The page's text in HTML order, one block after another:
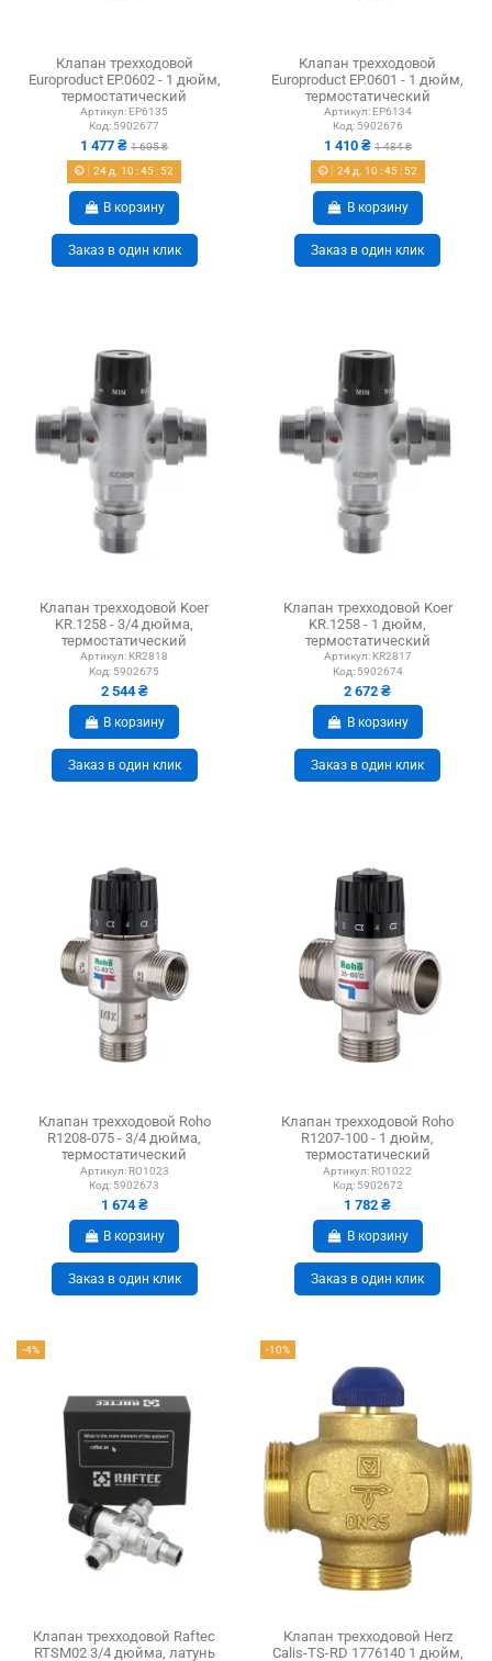
Клапан трехходовой
Europroduct EP.0602 - 1 дюйм,
термостатический
Артикул: EP6135
Код: 5902677
1 477 ₴1 605 ₴
24д. 10 :45: 51
В корзину
Заказ в один клик
Клапан трехходовой
Europroduct EP.0601 - 1 дюйм,
термостатический
Артикул: EP6134
Код: 5902676
1 410 ₴ 1 484 ₴
24д. 10 :45: 51
В корзину
Заказ в один клик
Клапан трехходовой Koer
KR.1258 - 3/4 дюйма,
термостатический
Артикул: KR2818
Код: 5902675
2 544 ₴
В корзину
Заказ в один клик
Клапан трехходовой Koer
KR.1258 - 1 дюйм,
термостатический
Артикул: KR2817
Код: 5902674
2 672 ₴
В корзину
Заказ в один клик
Клапан трехходовой Roho
R1208-075 - 3/4 дюйма,
термостатический
Артикул: RO1023
Код: 5902673
1 674 ₴
В корзину
Заказ в один клик
Клапан трехходовой Roho
R1207-100 - 1 дюйм,
термостатический
Артикул: RO1022
Код: 5902672
1 782 ₴
В корзину
Заказ в один клик
-4%
Клапан трехходовой Raftec
RTSM02 3/4 дюйма, латунь
-10%
Клапан трехходовой Herz
Calis-TS-RD 1776140 1 дюйм,